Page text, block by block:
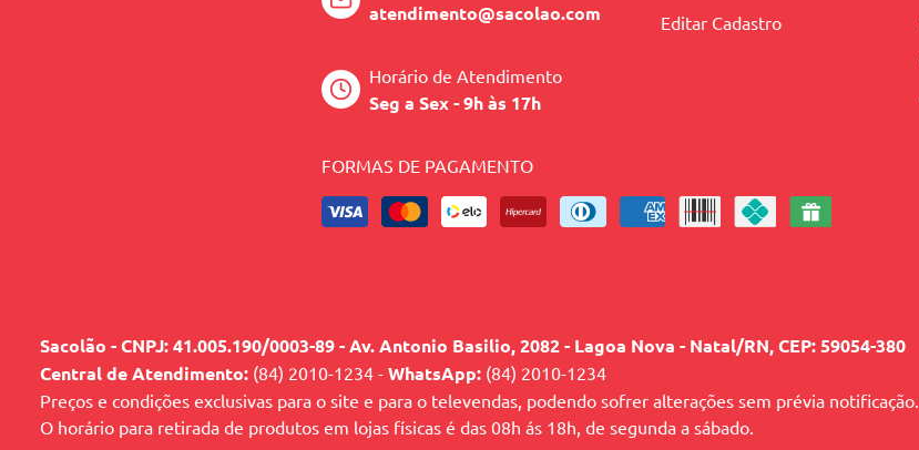
atendimento@sacolao.com
Horário de Atendimento
Seg a Sex - 9h às 17h
Editar Cadastro
FORMAS DE PAGAMENTO
Sacolão - CNPJ: 41.005.190/0003-89 - Av. Antonio Basilio, 2082 - Lagoa Nova - Natal/RN, CEP: 59054-380
Central de Atendimento: (84) 2010-1234 - WhatsApp: (84) 2010-1234
Preços e condições exclusivas para o site e para o televendas, podendo sofrer alterações sem prévia notificação.
O horário para retirada de produtos em lojas físicas é das 08h ás 18h, de segunda a sábado.